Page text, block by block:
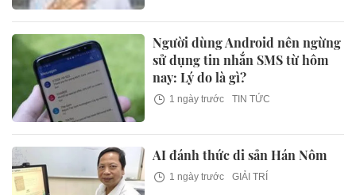
Người dùng Android nên ngừng
sử dụng tin nhắn SMS từ hôm
nay: Lý do là gì?
1 ngày trước TIN TỨC
AI đánh thức di sản Hán Nôm
1 ngày trước GIẢI TRÍ